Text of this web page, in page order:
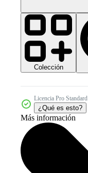
Colección
Licencia Pro Standard
¿Qué es esto?
Más información